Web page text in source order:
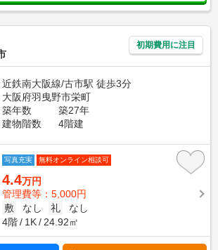
初期費用に注目
近鉄南大阪線/古市駅 徒歩3分
大阪府羽曳野市栄町
築年数
築27年
建物階数
4階建
写真充実 無料オンライン相談可
4.4万円
管理費等：5,000円
敷
なし 礼
なし
4階
1K 24.92㎡